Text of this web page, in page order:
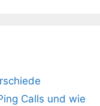
Calls und wie